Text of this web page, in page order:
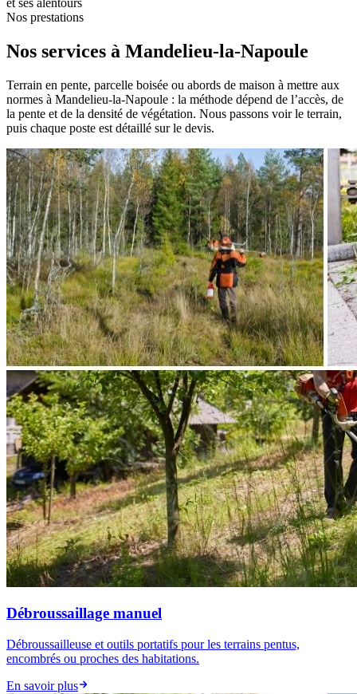
Nos prestations
Nos services à Mandelieu-la-Napoule
Terrain en pente, parcelle boisée ou abords de maison à mettre aux
normes à Mandelieu-la-Napoule : la méthode dépend de l’accès, de
la pente et de la densité de végétation. Nous passons voir le terrain,
puis chaque poste est détaillé sur le devis.
Débroussaillage manuel
Débroussailleuse et outils portatifs pour les terrains pentus,
encombrés ou proches des habitations.
En savoir plus